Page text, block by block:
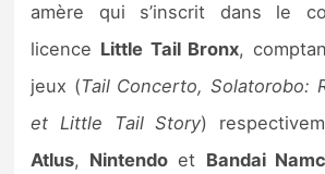
Previews
Précommandes
Précommandes jeux
amère qui s’inscrit dans le
licence Little Tail Bronx,
jeux (Tail Concerto, Solatorobo:
et Little Tail Story)
Atlus, Nintendo et Bandai